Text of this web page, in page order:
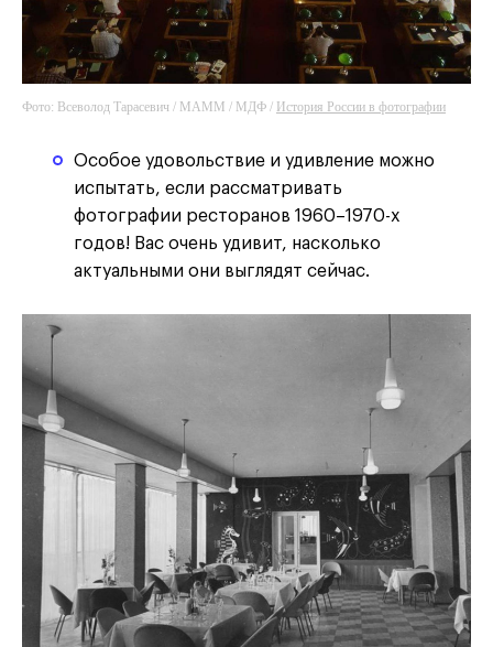
Фото: Всеволод Тарасевич / МАММ / МДФ / История России в фотографии
Особое удовольствие и удивление можно
испытать, если рассматривать
фотографии ресторанов 1960–1970-х
годов! Вас очень удивит, насколько
актуальными они выглядят сейчас.